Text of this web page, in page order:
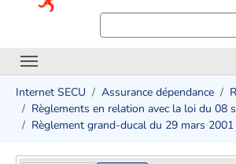
Internet SECU Assurance dépendance
Règlements en relation avec la loi du 08
Règlement grand-ducal du 29 mars 2001